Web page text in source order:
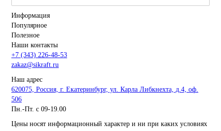
Информация
Популярное
Полезное
Наши контакты
+7 (343) 226-48-53
zakaz@sikraft.ru
Наш адрес
620075, Россия, г. Екатеринбург, ул. Карла Либкнехта, д.4, оф.
506
Пн.-Пт. с 09-19.00
Цены носят информационный характер и ни при каких условиях